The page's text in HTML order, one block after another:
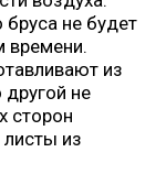
не будет
времени.
из
не
сторон
листы из